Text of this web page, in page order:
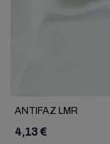
ANTIFAZ LMR
4,13 €